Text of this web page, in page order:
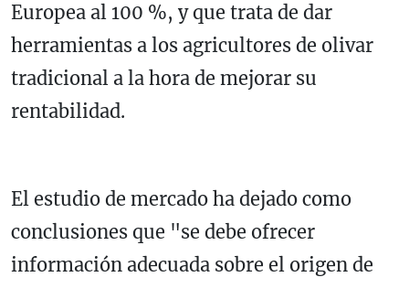
Europea al 100 %, y que trata de dar
herramientas a los agricultores de olivar
tradicional a la hora de mejorar su
rentabilidad.
El estudio de mercado ha dejado como
conclusiones que "se debe ofrecer
información adecuada sobre el origen de